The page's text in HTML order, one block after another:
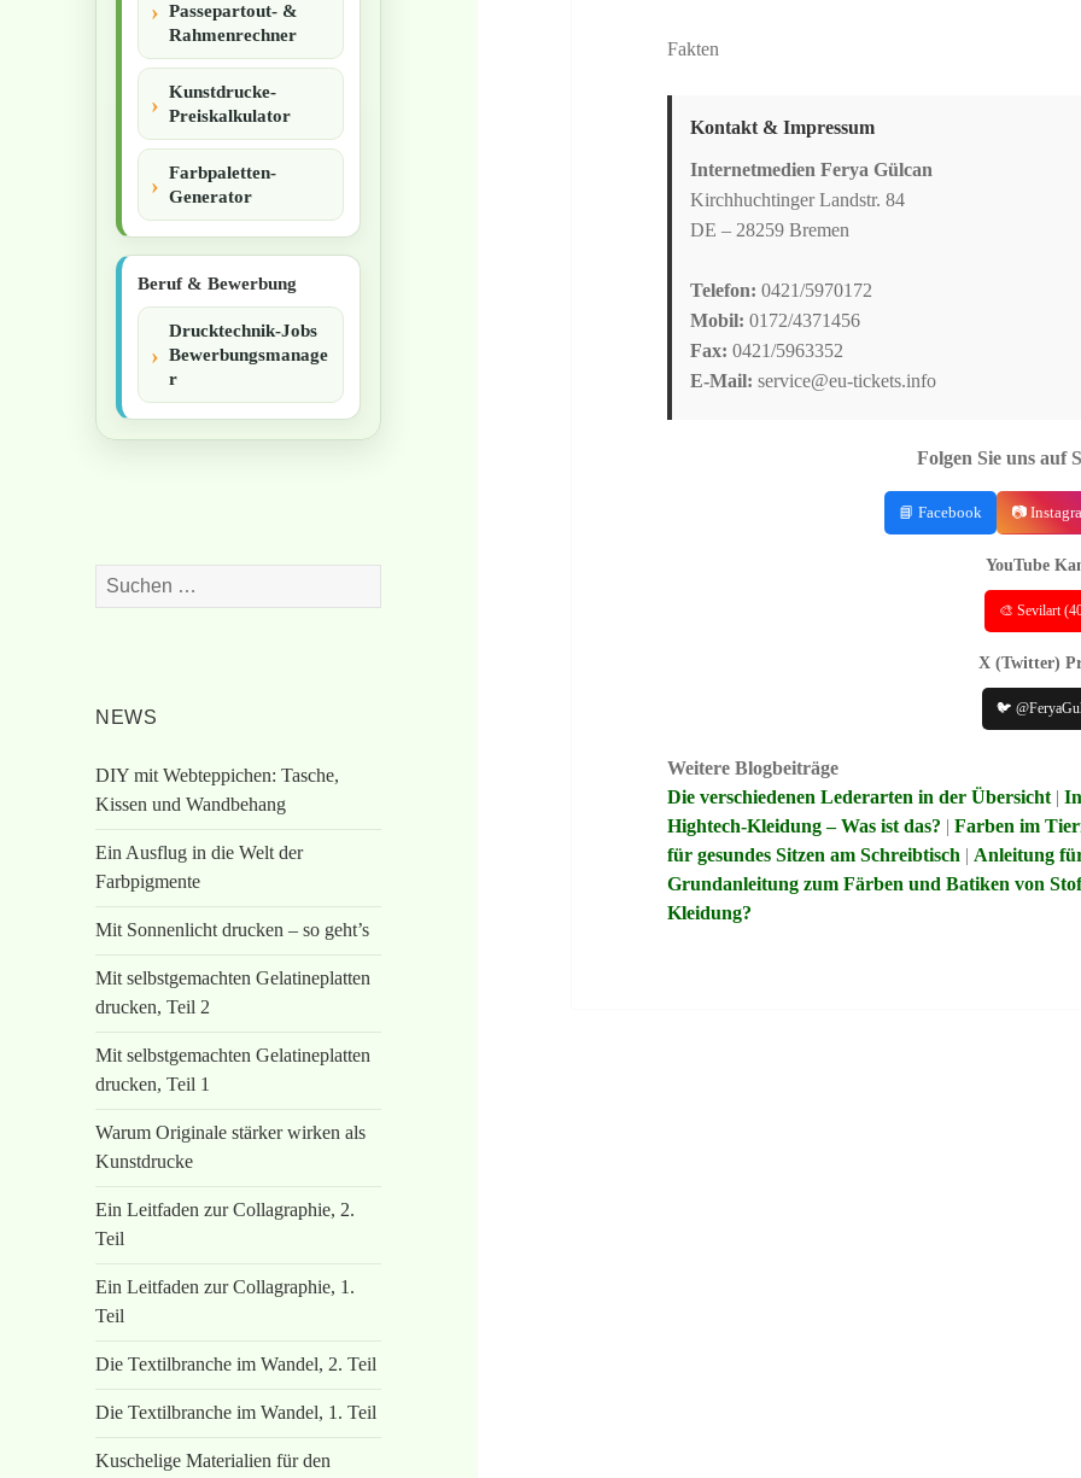
Passepartout- &
Rahmenrechner
Kunstdrucke-
Preiskalkulator
Farbpaletten-
Generator
Beruf & Bewerbung
Drucktechnik-Jobs
Bewerbungsmanage
r
Suchen
nach:
NEWS
DIY mit Webteppichen: Tasche,
Kissen und Wandbehang
Ein Ausflug in die Welt der
Farbpigmente
Mit Sonnenlicht drucken – so geht’s
Mit selbstgemachten Gelatineplatten
drucken, Teil 2
Mit selbstgemachten Gelatineplatten
drucken, Teil 1
Warum Originale stärker wirken als
Kunstdrucke
Ein Leitfaden zur Collagraphie, 2.
Teil
Ein Leitfaden zur Collagraphie, 1.
Teil
Die Textilbranche im Wandel, 2. Teil
Die Textilbranche im Wandel, 1. Teil
Kuschelige Materialien für den
Fakten
Kontakt & Impressum
Internetmedien Ferya Gülcan
Kirchhuchtinger Landstr. 84
DE – 28259 Bremen
Telefon: 0421/5970172
Mobil: 0172/4371456
Fax: 0421/5963352
E-Mail: service@eu-tickets.info
Folgen Sie uns auf
📘 Facebook 📷
YouTube
🎨 Sevilart
X (Twitter)
🐦
Weitere Blogbeiträge
Die verschiedenen Lederarten in der Übersicht|
Hightech-Kleidung – Was ist das? |Farben im
für gesundes Sitzen am Schreibtisch |Anleitung
Grundanleitung zum Färben und Batiken von
Kleidung?